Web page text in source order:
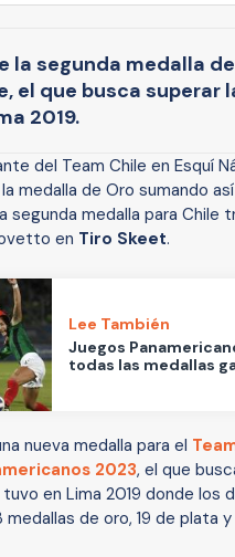
la segunda medalla
el que busca superar
2019.
del Team Chile en Esquí
medalla de Oro sumando
segunda medalla para Chile
en Tiro Skeet.
Lee También
Juegos
todas las medallas
nueva medalla para el
2023, el que
en Lima 2019 donde los
medallas de oro, 19 de plata